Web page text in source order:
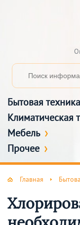
Бытовая техника
Климатическая
Мебель
Прочее
Главная